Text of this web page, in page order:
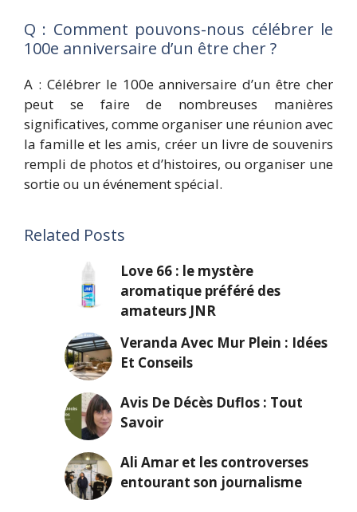
Q : Comment pouvons-nous célébrer le
100e anniversaire d’un être cher ?
A : Célébrer le 100e anniversaire d’un être cher
peut se faire de nombreuses manières
significatives, comme organiser une réunion avec
la famille et les amis, créer un livre de souvenirs
rempli de photos et d’histoires, ou organiser une
sortie ou un événement spécial.
Related Posts
Love 66 : le mystère
aromatique préféré des
amateurs JNR
Veranda Avec Mur Plein : Idées
Et Conseils
Avis De Décès Duflos : Tout
Savoir
Ali Amar et les controverses
entourant son journalisme